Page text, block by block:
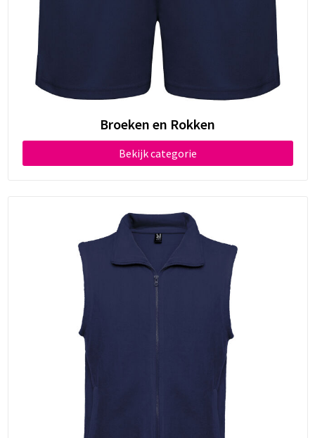
Broeken en Rokken
Bekijk categorie